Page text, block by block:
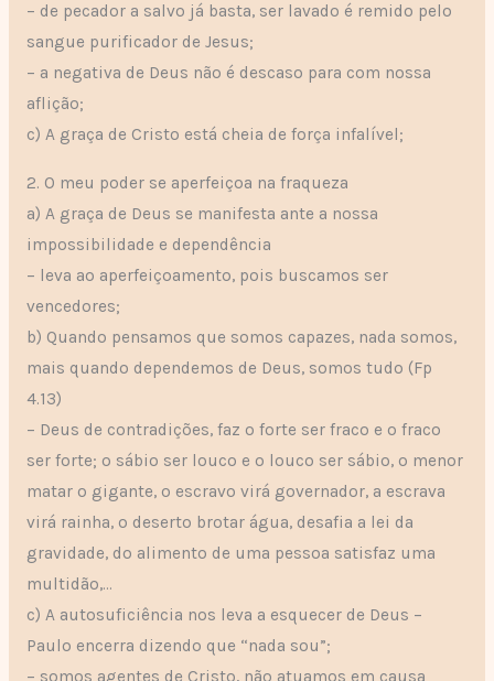
– de pecador a salvo já basta, ser lavado é remido pelo
sangue purificador de Jesus;
– a negativa de Deus não é descaso para com nossa
aflição;
c) A graça de Cristo está cheia de força infalível;
2. O meu poder se aperfeiçoa na fraqueza
a) A graça de Deus se manifesta ante a nossa
impossibilidade e dependência
– leva ao aperfeiçoamento, pois buscamos ser
vencedores;
b) Quando pensamos que somos capazes, nada somos,
mais quando dependemos de Deus, somos tudo (Fp
4.13)
– Deus de contradições, faz o forte ser fraco e o fraco
ser forte; o sábio ser louco e o louco ser sábio, o menor
matar o gigante, o escravo virá governador, a escrava
virá rainha, o deserto brotar água, desafia a lei da
gravidade, do alimento de uma pessoa satisfaz uma
multidão,…
c) A autosuficiência nos leva a esquecer de Deus –
Paulo encerra dizendo que “nada sou”;
– somos agentes de Cristo, não atuamos em causa